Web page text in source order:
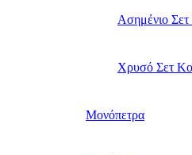
Ασημένιο
Χρυσό Σετ
Μονόπετρα